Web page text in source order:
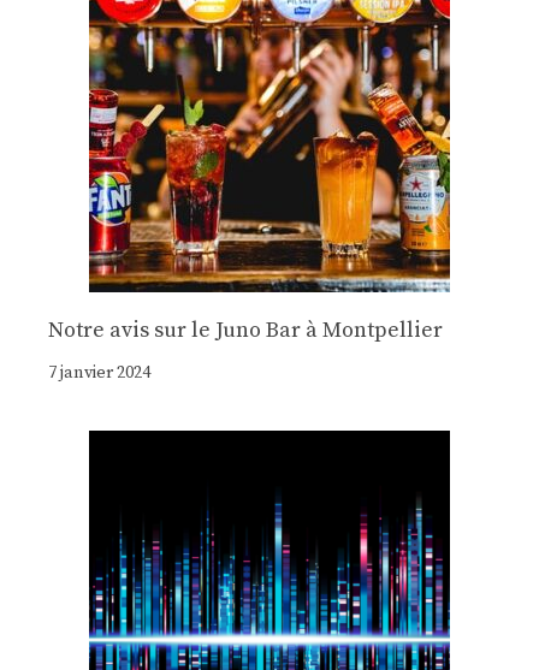
Notre avis sur le Juno Bar à Montpellier
7 janvier 2024